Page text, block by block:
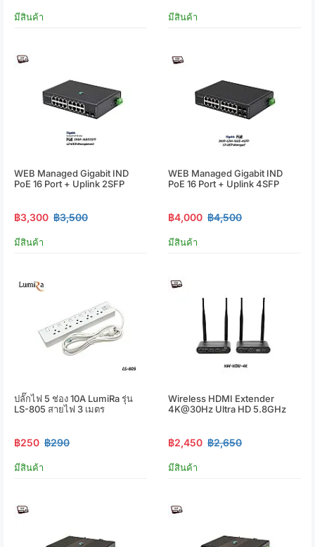
มีสินค้า มีสินค้า
WEB Managed Gigabit IND
PoE 16 Port + Uplink 2SFP
฿3,300 ฿3,500
มีสินค้า
WEB Managed Gigabit IND
PoE 16 Port + Uplink 4SFP
฿4,000 ฿4,500
มีสินค้า
ปลั๊กไฟ 5 ช่อง 10A LumiRa รุ่น
LS-805 สายไฟ 3 เมตร
฿250 ฿290
มีสินค้า
Wireless HDMI Extender
4K@30Hz Ultra HD 5.8GHz
฿2,450 ฿2,650
มีสินค้า